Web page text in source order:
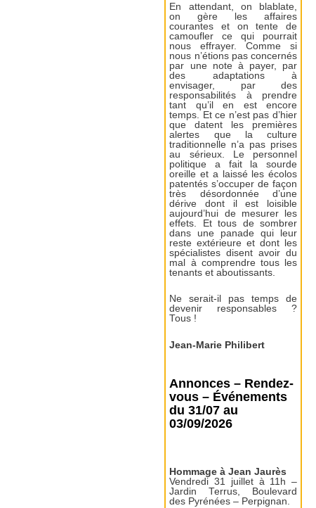
En attendant, on blablate,
on gère les affaires
courantes et on tente de
camoufler ce qui pourrait
nous effrayer. Comme si
nous n’étions pas concernés
par une note à payer, par
des adaptations à
envisager, par des
responsabilités à prendre
tant qu’il en est encore
temps. Et ce n’est pas d’hier
que datent les premières
alertes que la culture
traditionnelle n’a pas prises
au sérieux. Le personnel
politique a fait la sourde
oreille et a laissé les écolos
patentés s’occuper de façon
très désordonnée d’une
dérive dont il est loisible
aujourd’hui de mesurer les
effets. Et tous de sombrer
dans une panade qui leur
reste extérieure et dont les
spécialistes disent avoir du
mal à comprendre tous les
tenants et aboutissants.
Ne serait-il pas temps de
devenir responsables ?
Tous !
Jean-Marie Philibert
Annonces – Rendez-
vous – Événements
du 31/07 au
03/09/2026
Hommage à Jean Jaurès
Vendredi 31 juillet à 11h –
Jardin Terrus, Boulevard
des Pyrénées – Perpignan.